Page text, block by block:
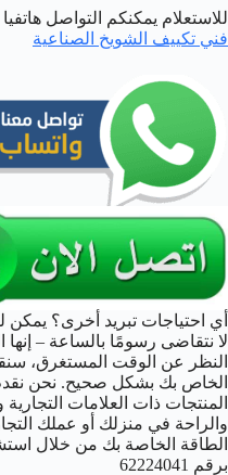
للاستعلام يمكنكم التواصل
فني تكييف الشويخ الصناعية
أي احتياجات تبريد أخرى؟ يمكن
لا نتقاضى رسومًا بالساعة – إنها
النظر عن الوقت المستغرق،
الخاص بك بشكل صحيح. نحن
المنتجات ذات العلامات
والراحة في منزلك أو عملك
الطاقة الخاصة بك من خلال
برقم 62224041